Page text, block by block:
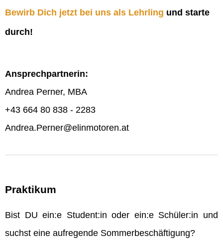
Bewirb Dich jetzt bei uns als Lehrling und starte
durch!
Ansprechpartnerin:
Andrea Perner, MBA
+43 664 80 838 - 2283
Andrea.Perner@elinmotoren.at
Praktikum
Bist DU ein:e Student:in oder ein:e Schüler:in und
suchst eine aufregende Sommerbeschäftigung?